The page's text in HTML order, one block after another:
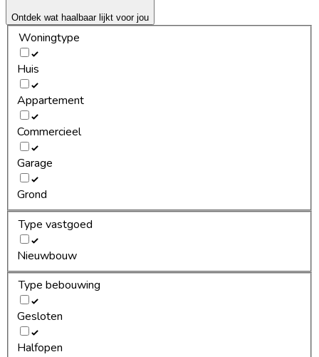
Ontdek wat haalbaar lijkt voor jou
Woningtype
Huis
Appartement
Commercieel
Garage
Grond
Type vastgoed
Nieuwbouw
Type bebouwing
Gesloten
Halfopen